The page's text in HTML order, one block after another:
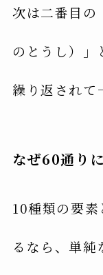
次は二番目の
のとうし）
繰り返されて
なぜ60通り
10種類の要
るなら、単